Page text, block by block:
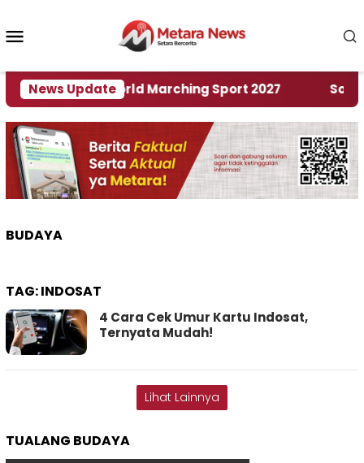
konten
News Update
Rumah World Marching Sport 2027 ‎Soal
BUDAYA
TAG:INDOSAT
4 Cara Cek Umur Kartu Indosat,
Ternyata Mudah!
Lihat Lainnya
TUALANG BUDAYA